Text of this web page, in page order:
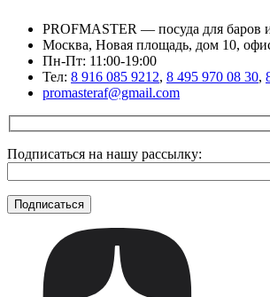
PROFMASTER — посуда для баров
Москва, Новая площадь, дом 10,
Пн-Пт: 11:00-19:00
Тел: 8 916 085 9212, 8 495 970 08 30,
promasteraf@gmail.com
Подписаться на нашу рассылку: